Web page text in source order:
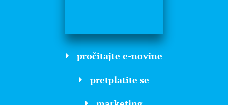
pročitajte e-novine
pretplatite se